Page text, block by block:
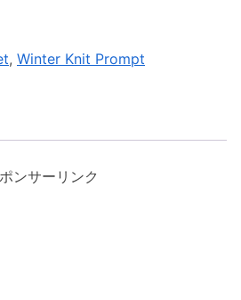
, Winter Knit Prompt
ンサーリンク